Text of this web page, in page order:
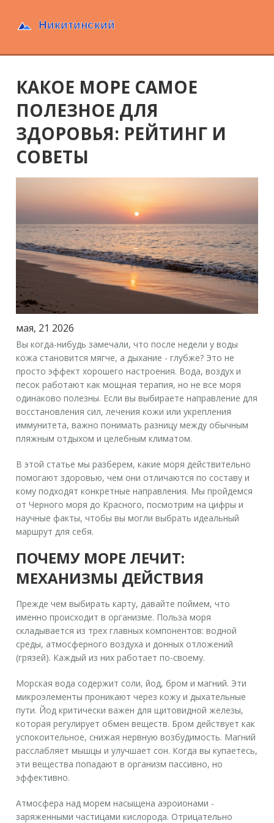
КАКОЕ МОРЕ САМОЕ
ПОЛЕЗНОЕ ДЛЯ
ЗДОРОВЬЯ: РЕЙТИНГ И
СОВЕТЫ
мая, 21 2026
Вы когда-нибудь замечали, что после недели у воды
кожа становится мягче, а дыхание - глубже? Это не
просто эффект хорошего настроения. Вода, воздух и
песок работают как мощная терапия, но не все моря
одинаково полезны. Если вы выбираете направление для
восстановления сил, лечения кожи или укрепления
иммунитета, важно понимать разницу между обычным
пляжным отдыхом и целебным климатом.
В этой статье мы разберем, какие моря действительно
помогают здоровью, чем они отличаются по составу и
кому подходят конкретные направления. Мы пройдемся
от Черного моря до Красного, посмотрим на цифры и
научные факты, чтобы вы могли выбрать идеальный
маршрут для себя.
ПОЧЕМУ МОРЕ ЛЕЧИТ:
МЕХАНИЗМЫ ДЕЙСТВИЯ
Прежде чем выбирать карту, давайте поймем, что
именно происходит в организме. Польза моря
складывается из трех главных компонентов: водной
среды, атмосферного воздуха и донных отложений
(грязей). Каждый из них работает по-своему.
Морская вода содержит соли, йод, бром и магний. Эти
микроэлементы проникают через кожу и дыхательные
пути. Йод критически важен для щитовидной железы,
которая регулирует обмен веществ. Бром действует как
успокоительное, снижая нервную возбудимость. Магний
расслабляет мышцы и улучшает сон. Когда вы купаетесь,
эти вещества попадают в организм пассивно, но
эффективно.
Атмосфера над морем насыщена аэроионами -
заряженными частицами кислорода. Отрицательно